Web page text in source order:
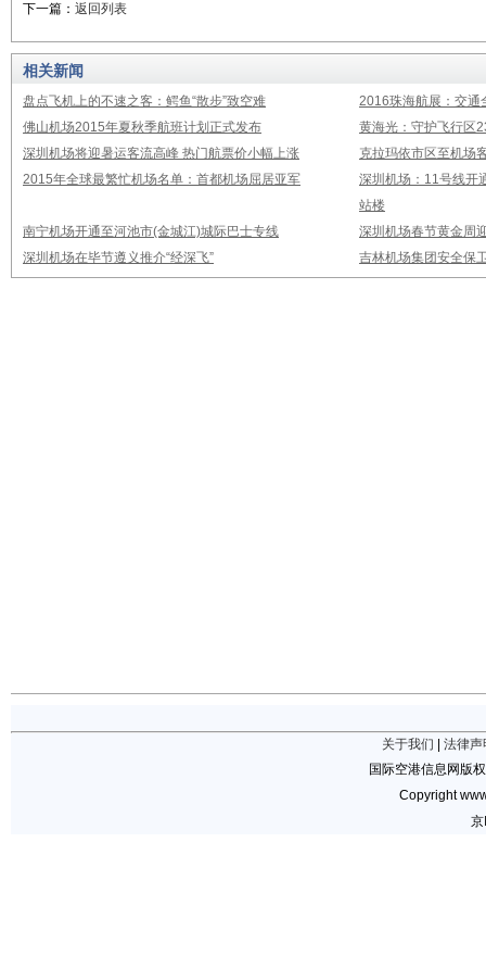
下一篇： 返回列表
相关新闻
盘点飞机上的不速之客：鳄鱼“散步”致空难
2016珠海航展：交通
佛山机场2015年夏秋季航班计划正式发布
黄海光：守护飞行区
深圳机场将迎暑运客流高峰 热门航票价小幅上涨
克拉玛依市区至机场
2015年全球最繁忙机场名单：首都机场屈居亚军
深圳机场：11号线开
站楼
南宁机场开通至河池市(金城江)城际巴士专线
深圳机场春节黄金周
深圳机场在毕节遵义推介“经深飞”
吉林机场集团安全保
关于我们
法律声
国际空港信息网版
Copyright